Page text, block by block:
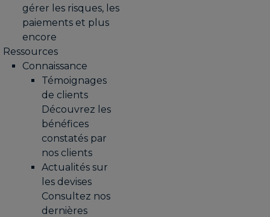
gérer les risques, les
paiements et plus
encore
Ressources
Connaissance
Témoignages
de clients
Découvrez les
bénéfices
constatés par
nos clients
Actualités sur
les devises
Consultez nos
dernières